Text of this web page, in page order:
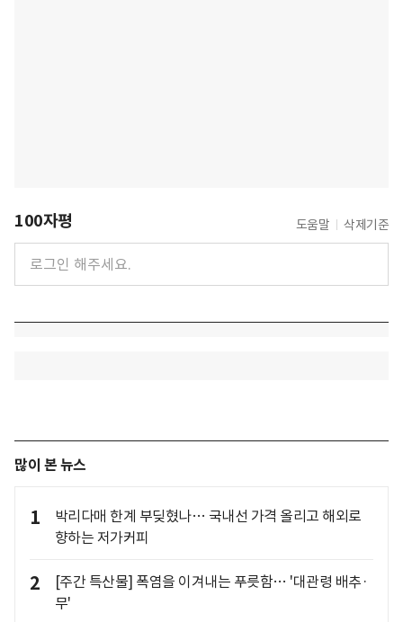
100자평 도움말 삭제기준
많이 본 뉴스
1
박리다매 한계 부딪혔나… 국내선 가격 올리고 해외로
향하는 저가커피
2
[주간 특산물] 폭염을 이겨내는 푸릇함… '대관령 배추·
무'